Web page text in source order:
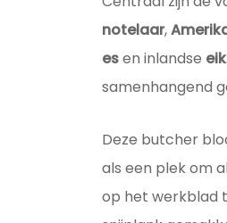
notelaar,
esen inlandse eik
samenhangend
Deze butcher
als een plek om
op het werkblad